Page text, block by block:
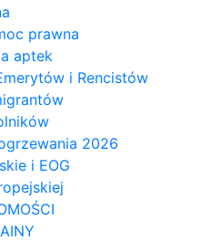
prawna
aptek
i Rencistów
2026
i EOG